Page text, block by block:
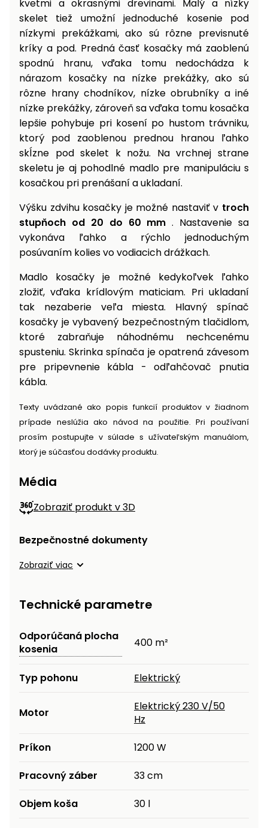
kvetmi a okrasnými drevinami. Malý a nízky
skelet tiež umožní jednoduché kosenie pod
nízkymi prekážkami, ako sú rôzne previsnuté
kríky a pod. Predná časť kosačky má zaoblenú
spodnú hranu, vďaka tomu nedochádza k
nárazom kosačky na nízke prekážky, ako sú
rôzne hrany chodníkov, nízke obrubníky a iné
nízke prekážky, zároveň sa vďaka tomu kosačka
lepšie pohybuje pri kosení po hustom trávniku,
ktorý pod zaoblenou prednou hranou ľahko
skĺzne pod skelet k nožu. Na vrchnej strane
skeletu je aj pohodlné madlo pre manipuláciu s
kosačkou pri prenášaní a ukladaní.
Výšku zdvihu kosačky je možné nastaviť v troch
stupňoch od 20 do 60 mm . Nastavenie sa
vykonáva ľahko a rýchlo jednoduchým
posúvaním kolies vo vodiacich drážkach.
Madlo kosačky je možné kedykoľvek ľahko
zložiť, vďaka krídlovým maticiam. Pri ukladaní
tak nezaberie veľa miesta. Hlavný spínač
kosačky je vybavený bezpečnostným tlačidlom,
ktoré zabraňuje náhodnému nechcenému
spusteniu. Skrinka spínača je opatrená závesom
pre pripevnenie kábla - odľahčovač pnutia
kábla.
Texty uvádzané ako popis funkcií produktov v žiadnom
prípade neslúžia ako návod na použitie. Pri používaní
prosím postupujte v súlade s užívateľským manuálom,
ktorý je súčasťou dodávky produktu.
Média
Zobraziť produkt v 3D
Bezpečnostné dokumenty
Zobraziť viac
Technické parametre
Odporúčaná plocha
kosenia
400 m²
Typ pohonu Elektrický
Motor
Elektrický 230 V/50
Hz
Príkon 1200 W
Pracovný záber 33 cm
Objem koša 30 l